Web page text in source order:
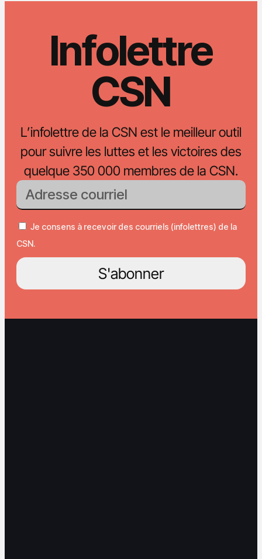
Infolettre
CSN
L’infolettre de la CSN est le meilleur outil
pour suivre les luttes et les victoires des
quelque 350 000 membres de la CSN.
Je consens à recevoir des courriels (infolettres) de la
CSN.
S'abonner